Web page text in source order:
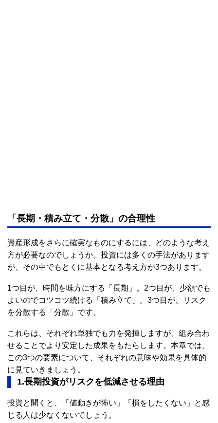
「長期・積み立て・分散」の合理性
資産形成をさらに確実なものにするには、どのような考え
方が必要なのでしょうか。投資には多くの手法があります
が、その中でもとくに基本となる考え方が3つあります。
1つ目が、時間を味方にする「長期」。2つ目が、少額でも
よいのでコツコツ続ける「積み立て」。3つ目が、リスク
を分散する「分散」です。
これらは、それぞれ単独でも力を発揮しますが、組み合わ
せることでより安定した成果をもたらします。本章では、
この3つの要素について、それぞれの意味や効果を具体的
に見ていきましょう。
1.長期投資がリスクを低減させる理由
投資と聞くと、「値動きが怖い」「損をしたくない」と感
じる人は少なくないでしょう。